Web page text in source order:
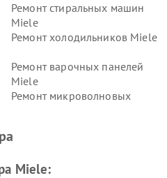
Ремонт стиральных машин
Miele
Ремонт холодильников Miele
Ремонт варочных панелей
Miele
Ремонт микроволновых
пылесосов Miele
Miele: